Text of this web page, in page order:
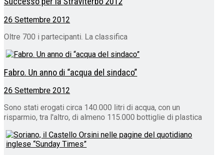
26 Settembre 2012
Oltre 700 i partecipanti. La classifica
Fabro. Un anno di “acqua del sindaco”
26 Settembre 2012
Sono stati erogati circa 140.000 litri di acqua, con un
risparmio, tra l'altro, di almeno 115.000 bottiglie di plastica